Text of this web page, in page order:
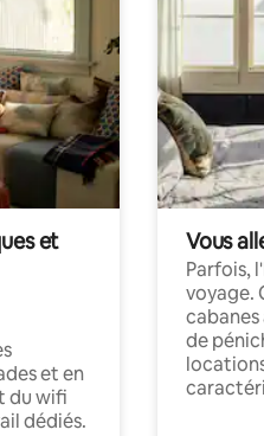
et
et en
du wifi
dédiés.
Vous
Parfois,
voyage.
cabanes
de